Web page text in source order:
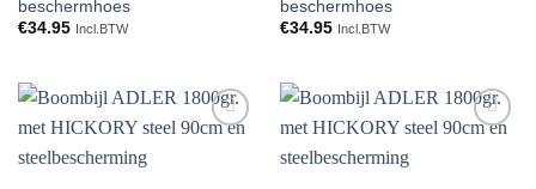
beschermhoes
€34.95 Incl.BTW
beschermhoes
€34.95 Incl.BTW